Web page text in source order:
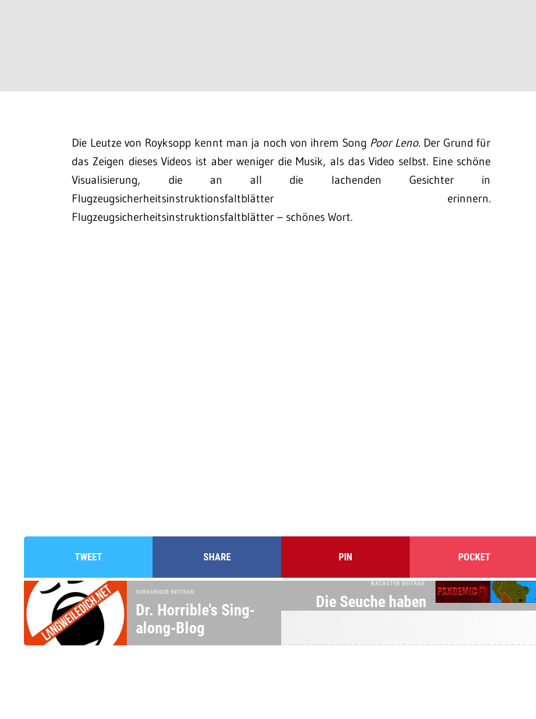
Die Leutze von Royksopp kennt man ja noch von ihrem Song Poor Leno. Der Grund für
das Zeigen dieses Videos ist aber weniger die Musik, als das Video selbst. Eine schöne
Visualisierung, die an all die lachenden Gesichter in
Flugzeugsicherheitsinstruktionsfaltblätter erinnern.
Flugzeugsicherheitsinstruktionsfaltblätter – schönes Wort.
TWEET SHARE PIN POCKET
VORHERIGER BEITRAG:
Dr. Horrible's Sing-
along-Blog
NÄCHSTER BEITRAG:
Die Seuche haben